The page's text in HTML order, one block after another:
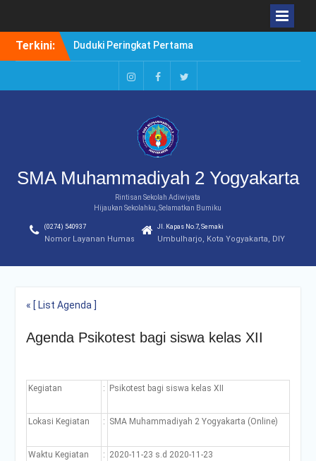
Terkini:
Duduki Peringkat Pertama
Rangking Pararel IPA
Selamat!Siswa Diterima
PTN Jalur SBMPTN 2020
Setiwan, Kuliah di Luar
Negeri atau di Dalam
InstagramFacebookTwitter
SMA Muhammadiyah 2 Yogyakarta
Rintisan Sekolah Adiwiyata
Hijaukan Sekolahku, Selamatkan Bumiku
(0274) 540937
Nomor Layanan Humas
Jl. Kapas No.7, Semaki
Umbulharjo, Kota Yogyakarta, DIY
« [ List Agenda ]
Agenda Psikotest bagi siswa kelas XII
Kegiatan : Psikotest bagi siswa kelas XII
Lokasi Kegiatan : SMA Muhammadiyah 2 Yogyakarta (Online)
Waktu Kegiatan : 2020-11-23 s.d 2020-11-23